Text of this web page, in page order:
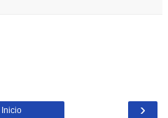
›
Inicio